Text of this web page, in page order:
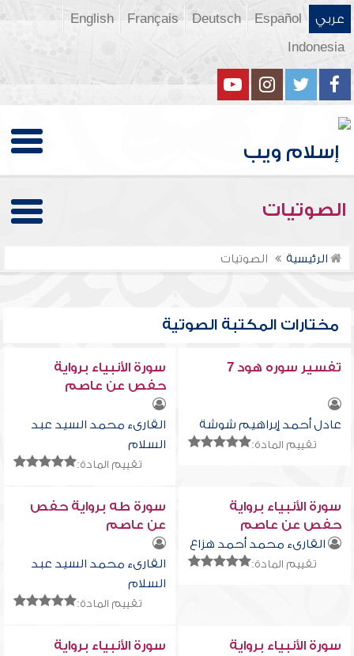
عربي Español
Deutsch
Français
English
Indonesia
الصوتيات
الرئيسية الصوتيات
مختارات المكتبة الصوتية
تفسير سوره هود 7
عادل أحمد إبراهيم شوشة
تقييم المادة:
سورة الأنبياء برواية
حفص عن عاصم
القارىء محمد السيد عبد
السلام
تقييم المادة:
سورة الأنبياء برواية
حفص عن عاصم
القارىء محمد أحمد هزاع
تقييم المادة:
سورة طه برواية حفص
عن عاصم
القارىء محمد السيد عبد
السلام
تقييم المادة:
سورة الأنبياء برواية
سورة الأنبياء برواية